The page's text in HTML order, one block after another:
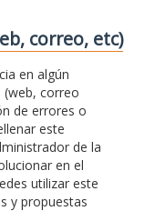
correo, etc)
en algún
(web, correo
de errores o
este
de la
en el
utilizar este
y propuestas